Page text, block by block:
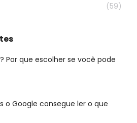
(59)
Por que escolher se você pode
o Google consegue ler o que